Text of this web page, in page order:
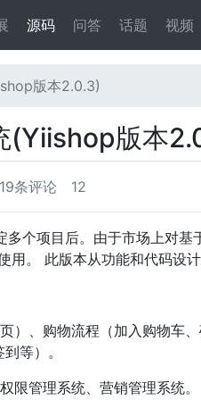
源码 问答 话题 视频
版本2.0.3)
(Yiishop版本
19条评论 12
个项目后。由于市场上对
。 此版本从功能和代码设
）、购物流程（加入购物车
等）。
限管理系统、营销管理系统。